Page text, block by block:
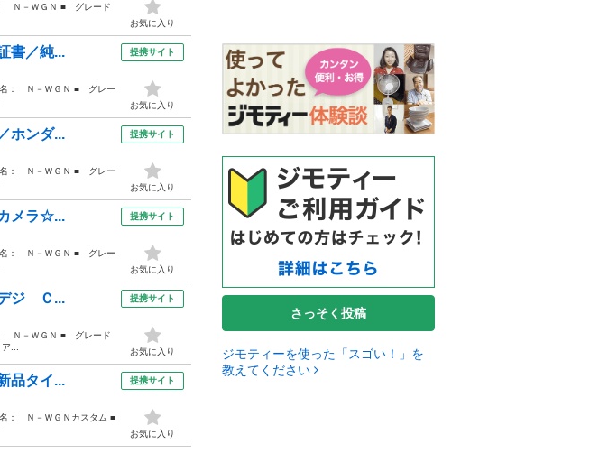
Ｎ－ＷＧＮ ■ グレード
お気に入り
書／純...
： Ｎ－ＷＧＮ ■ グレー
提携サイト
お気に入り
ホンダ...
： Ｎ－ＷＧＮ ■ グレー
提携サイト
お気に入り
メラ☆...
： Ｎ－ＷＧＮ ■ グレー
提携サイト
お気に入り
ジ Ｃ...
Ｎ－ＷＧＮ ■ グレード
...
提携サイト
お気に入り
品タイ...
Ｎ－ＷＧＮカスタム ■
提携サイト
お気に入り
さっそく投稿
ジモティーを使った「スゴい！」を
教えてください